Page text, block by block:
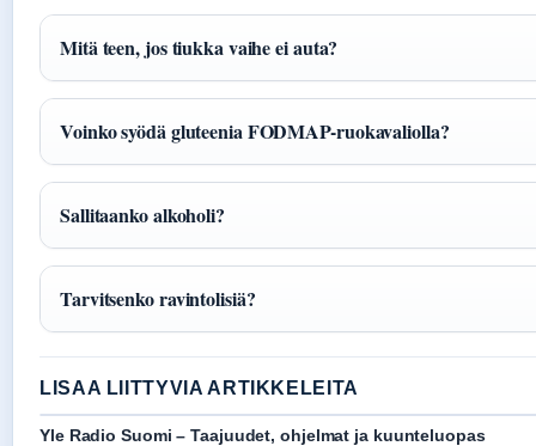
Mitä teen, jos tiukka vaihe ei auta?
Voinko syödä gluteenia FODMAP-ruokavaliolla?
Sallitaanko alkoholi?
Tarvitsenko ravintolisiä?
LISAA LIITTYVIA ARTIKKELEITA
Yle Radio Suomi – Taajuudet, ohjelmat ja kuunteluopas